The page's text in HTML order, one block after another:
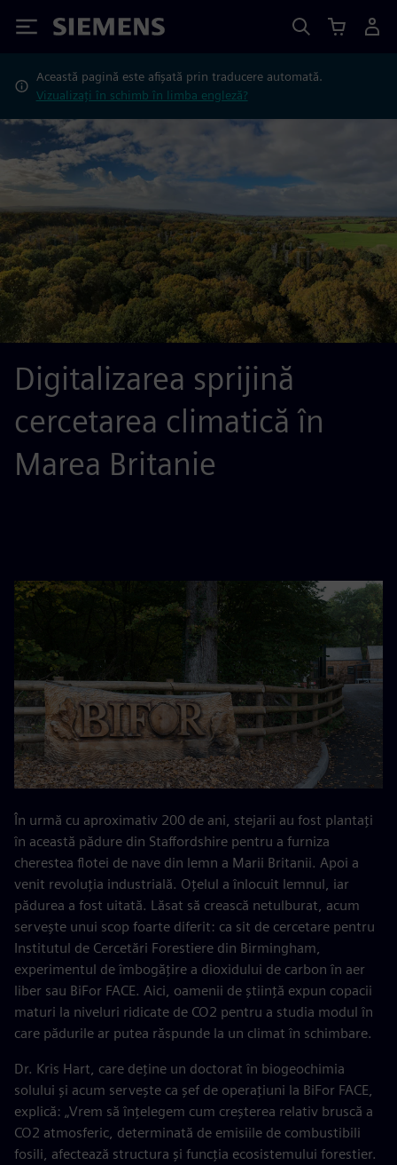
Siemens
Această pagină este afișată prin traducere automată.
Vizualizați în schimb în limba engleză?
Digitalizarea sprijină
cercetarea climatică în
Marea Britanie
În urmă cu aproximativ 200 de ani, stejarii au fost plantați
în această pădure din Staffordshire pentru a furniza
cherestea flotei de nave din lemn a Marii Britanii. Apoi a
venit revoluția industrială. Oțelul a înlocuit lemnul, iar
pădurea a fost uitată. Lăsat să crească netulburat, acum
servește unui scop foarte diferit: ca sit de cercetare pentru
Institutul de Cercetări Forestiere din Birmingham,
experimentul de îmbogățire a dioxidului de carbon în aer
liber sau BiFor FACE. Aici, oamenii de știință expun copacii
maturi la niveluri ridicate de CO2 pentru a studia modul în
care pădurile ar putea răspunde la un climat în schimbare.
Dr. Kris Hart, care deține un doctorat în biogeochimia
solului și acum servește ca șef de operațiuni la BiFor FACE,
explică: „Vrem să înțelegem cum creșterea relativ bruscă a
CO2 atmosferic, determinată de emisiile de combustibili
fosili, afectează structura și funcția ecosistemului forestier.